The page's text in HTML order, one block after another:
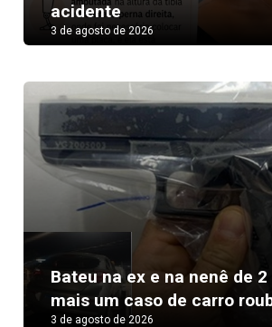
acidente
3 de agosto de 2026
Bateu na ex e na nenê de
mais um caso de carro
3 de agosto de 2026